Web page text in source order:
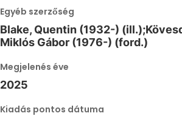
Egyéb szerzőség
Blake, Quentin (1932-)
Miklós Gábor (1976-) (ford.)
Megjelenés éve
2025
Kiadás pontos dátuma